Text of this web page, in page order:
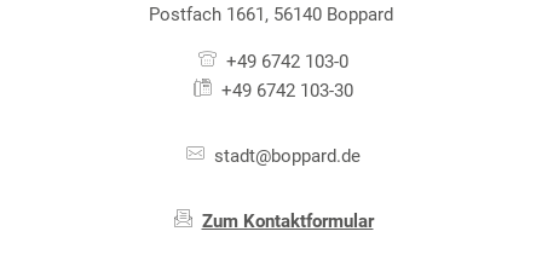
Postfach 1661, 56140 Boppard
+49 6742 103-0
+49 6742 103-30
stadt@boppard.de
Zum Kontaktformular